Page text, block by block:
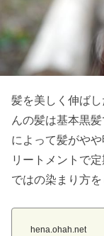
髪を美しく伸ば
んの髪は基本黒
によって髪がや
リートメントで
ではの染まり方を
hena.ohah.net